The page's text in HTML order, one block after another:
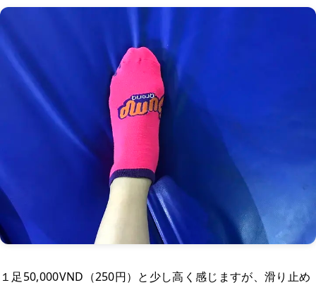
１足50,000VND（250円）と少し高く感じますが、滑り止め